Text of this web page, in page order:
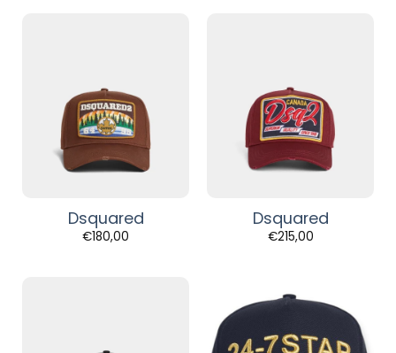
Dsquared
€180,00
Dsquared
€215,00